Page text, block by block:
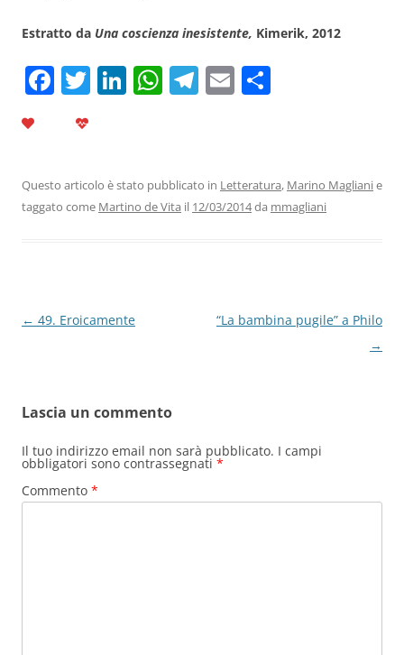
Estratto da Una coscienza inesistente, Kimerik, 2012
F
b
o
T Li
dI
n
W
A
p
T
a
m
E
vi
di
Questo articolo è stato pubblicato in Letteratura, Marino Maglianie
taggato come Martino de Vita il 12/03/2014da mmagliani
Navigazione
← 49. Eroicamente
“La bambina pugile” a Philo
→
Lascia un commento
Il tuo indirizzo email non sarà pubblicato. I campi
obbligatori sono contrassegnati *
Commento *